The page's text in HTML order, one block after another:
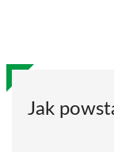
Jak